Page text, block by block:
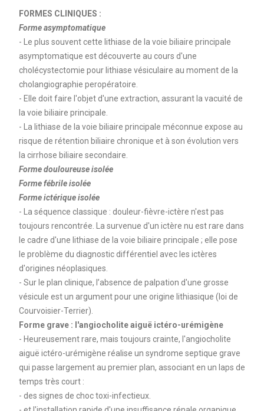
FORMES CLINIQUES :
Forme asymptomatique
- Le plus souvent cette lithiase de la voie biliaire principale
asymptomatique est découverte au cours d'une
cholécystectomie pour lithiase vésiculaire au moment de la
cholangiographie peropératoire.
- Elle doit faire l'objet d'une extraction, assurant la vacuité de
la voie biliaire principale.
- La lithiase de la voie biliaire principale méconnue expose au
risque de rétention biliaire chronique et à son évolution vers
la cirrhose biliaire secondaire.
Forme douloureuse isolée
Forme fébrile isolée
Forme ictérique isolée
- La séquence classique : douleur-fièvre-ictère n'est pas
toujours rencontrée. La survenue d'un ictère nu est rare dans
le cadre d'une lithiase de la voie biliaire principale ; elle pose
le problème du diagnostic différentiel avec les ictères
d'origines néoplasiques.
- Sur le plan clinique, l’absence de palpation d'une grosse
vésicule est un argument pour une origine lithiasique (loi de
Courvoisier-Terrier).
Forme grave : l'angiocholite aiguë ictéro-urémigène
- Heureusement rare, mais toujours crainte, l'angiocholite
aiguë ictéro-urémigène réalise un syndrome septique grave
qui passe largement au premier plan, associant en un laps de
temps très court :
- des signes de choc toxi-infectieux.